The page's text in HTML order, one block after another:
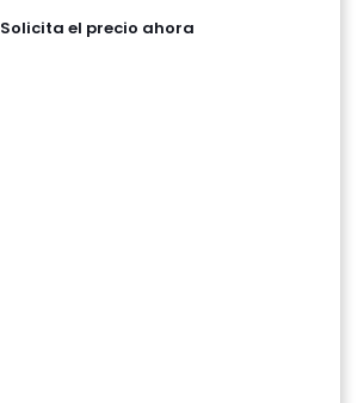
Solicita el precio ahora